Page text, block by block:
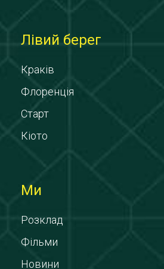
Лівий берег
Краків
Флоренція
Старт
Кіото
Ми
Розклад
Фільми
Новини